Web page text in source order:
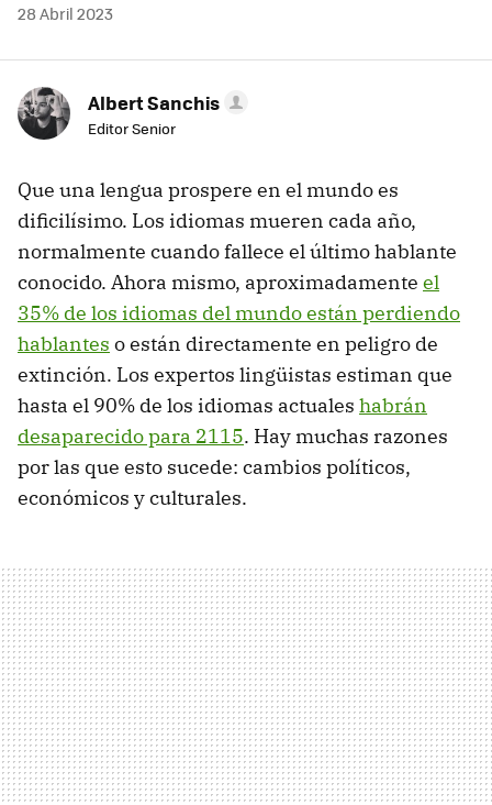
28 Abril 2023
Albert Sanchis
Editor Senior
Que una lengua prospere en el mundo es
dificilísimo. Los idiomas mueren cada año,
normalmente cuando fallece el último hablante
conocido. Ahora mismo, aproximadamente el
35% de los idiomas del mundo están perdiendo
hablantes o están directamente en peligro de
extinción. Los expertos lingüistas estiman que
hasta el 90% de los idiomas actuales habrán
desaparecido para 2115. Hay muchas razones
por las que esto sucede: cambios políticos,
económicos y culturales.